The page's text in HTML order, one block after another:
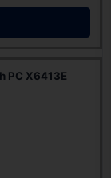
PC X6413E